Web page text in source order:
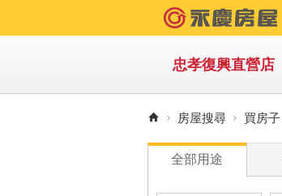
忠孝復興直營店
房屋搜尋 買房子
全部用途